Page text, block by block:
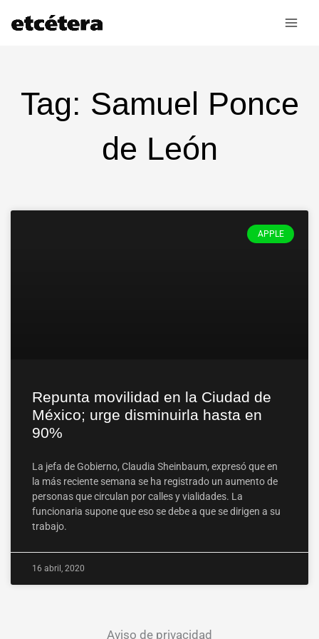
Tag: Samuel Ponce
de León
APPLE
Repunta movilidad en la Ciudad de
México; urge disminuirla hasta en
90%
La jefa de Gobierno, Claudia Sheinbaum, expresó que en
la más reciente semana se ha registrado un aumento de
personas que circulan por calles y vialidades. La
funcionaria supone que eso se debe a que se dirigen a su
trabajo.
16 abril, 2020
Aviso de privacidad